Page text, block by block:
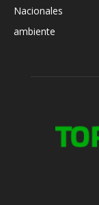
Nacionales
ambiente